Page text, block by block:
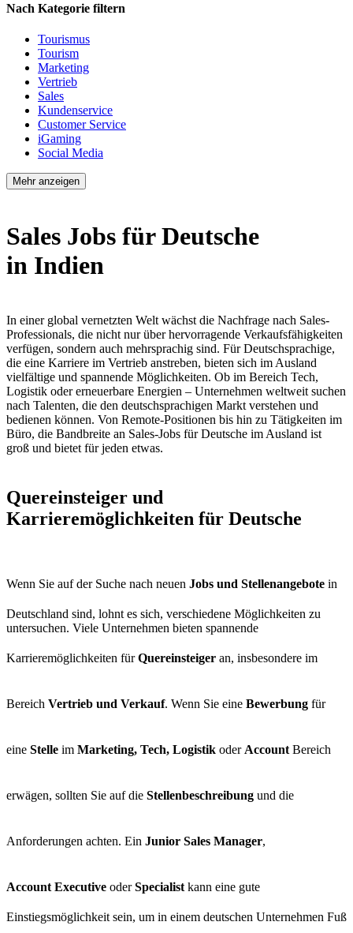
Nach Kategorie filtern
Tourismus
Tourism
Marketing
Vertrieb
Sales
Kundenservice
Customer Service
iGaming
Social Media
Mehr anzeigen
Sales Jobs für Deutsche
in Indien
In einer global vernetzten Welt wächst die Nachfrage nach Sales-
Professionals, die nicht nur über hervorragende Verkaufsfähigkeiten
verfügen, sondern auch mehrsprachig sind. Für Deutschsprachige,
die eine Karriere im Vertrieb anstreben, bieten sich im Ausland
vielfältige und spannende Möglichkeiten. Ob im Bereich Tech,
Logistik oder erneuerbare Energien – Unternehmen weltweit suchen
nach Talenten, die den deutschsprachigen Markt verstehen und
bedienen können. Von Remote-Positionen bis hin zu Tätigkeiten im
Büro, die Bandbreite an Sales-Jobs für Deutsche im Ausland ist
groß und bietet für jeden etwas.
Quereinsteiger und
Karrieremöglichkeiten für Deutsche
Wenn Sie auf der Suche nach neuen Jobs und Stellenangebote in
Deutschland sind, lohnt es sich, verschiedene Möglichkeiten zu
untersuchen. Viele Unternehmen bieten spannende
Karrieremöglichkeiten fürQuereinsteiger an, insbesondere im
Bereich Vertrieb und Verkauf. Wenn Sie eine Bewerbung für
eine Stelle im Marketing, Tech, Logistik oder Account Bereich
erwägen, sollten Sie auf die Stellenbeschreibung und die
Anforderungen achten. Ein Junior Sales Manager,
Account Executive oderSpecialist kann eine gute
Einstiegsmöglichkeit sein, um in einem deutschen Unternehmen Fuß